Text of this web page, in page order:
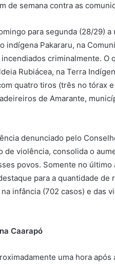
de semana contra as
para segunda (28/29)
indígena Pakararu, na
criminalmente. O
Rubiácea, na Terra
quatro tiros (três no tórax
de Amarante,
denunciado pelo
de violência, consolida o
povos. Somente no
para a quantidade
infância (702 casos) e das
Caarapó
uma hora